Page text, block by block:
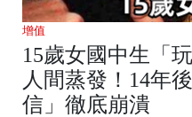
增值
15歲女國中生「
人間蒸發！14年
信」徹底崩潰